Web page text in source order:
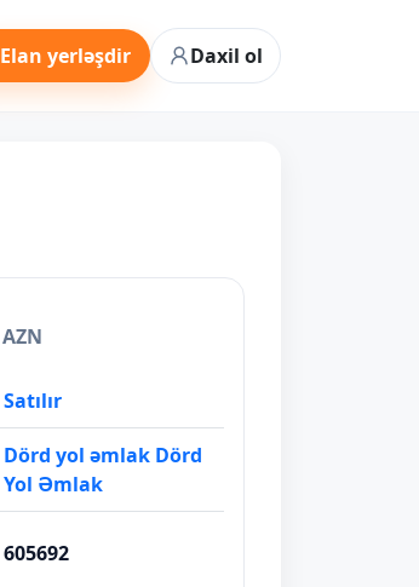
Elan yerləşdir Daxil ol
AZN
Satılır
Dörd yol əmlak Dörd
Yol Əmlak
605692